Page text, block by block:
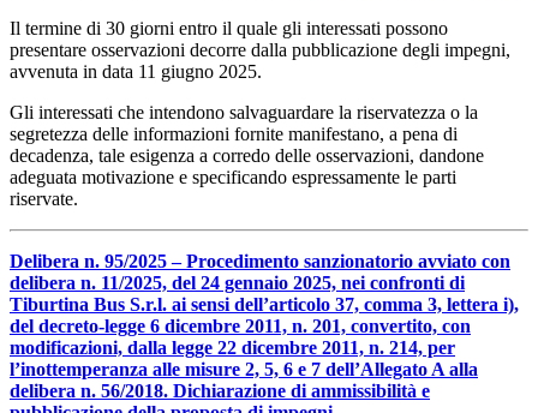
Il termine di 30 giorni entro il quale gli interessati possono
presentare osservazioni decorre dalla pubblicazione degli impegni,
avvenuta in data 11 giugno 2025.
Gli interessati che intendono salvaguardare la riservatezza o la
segretezza delle informazioni fornite manifestano, a pena di
decadenza, tale esigenza a corredo delle osservazioni, dandone
adeguata motivazione e specificando espressamente le parti
riservate.
Delibera n. 95/2025 – Procedimento sanzionatorio avviato con
delibera n. 11/2025, del 24 gennaio 2025, nei confronti di
Tiburtina Bus S.r.l. ai sensi dell’articolo 37, comma 3, lettera i),
del decreto-legge 6 dicembre 2011, n. 201, convertito, con
modificazioni, dalla legge 22 dicembre 2011, n. 214, per
l’inottemperanza alle misure 2, 5, 6 e 7 dell’Allegato A alla
delibera n. 56/2018. Dichiarazione di ammissibilità e